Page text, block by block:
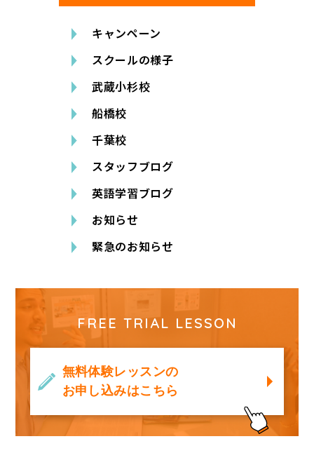
キャンペーン
スクールの様子
武蔵小杉校
船橋校
千葉校
スタッフブログ
英語学習ブログ
お知らせ
緊急のお知らせ
FREE TRIAL LESSON
無料体験レッスンの
お申し込みはこちら